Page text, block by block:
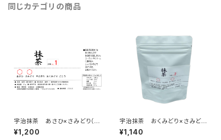
同じカテゴリの商品
宇治抹茶 あさひ×さみどり（3
0ｇ）抹茶100％（国産100％・無
添加・無香料・無着色）（製菓・抹
¥1,200
宇治抹茶 おくみどり×さみどり
（30ｇ）抹茶100％（国産10
0％・無添加・無香料・無着色）
¥1,140